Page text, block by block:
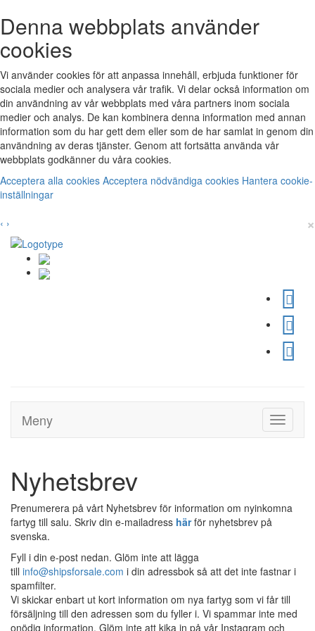
Denna webbplats använder
cookies
Vi använder cookies för att anpassa innehåll, erbjuda funktioner för
sociala medier och analysera vår trafik. Vi delar också information om
din användning av vår webbplats med våra partners inom sociala
medier och analys. De kan kombinera denna information med annan
information som du har gett dem eller som de har samlat in genom din
användning av deras tjänster. Genom att fortsätta använda vår
webbplats godkänner du våra cookies.
Acceptera alla cookies Acceptera nödvändiga cookies Hantera cookie-
inställningar
‹ › ×
Toggle
Meny
Nyhetsbrev
Prenumerera på vårt Nyhetsbrev för information om nyinkomna
fartyg till salu. Skriv din e-mailadress härför nyhetsbrev på
svenska.
Fyll i din e-post nedan. Glöm inte att lägga
till info@shipsforsale.com i din adressbok så att det inte fastnar i
spamfilter.
Vi skickar enbart ut kort information om nya fartyg som vi får till
försäljning till den adressen som du fyller i. Vi spammar inte med
onödig information. Glöm inte att kika in på vår Instagram och